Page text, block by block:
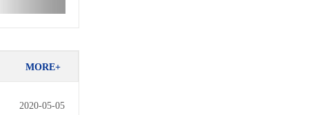
MORE+
2020-05-05